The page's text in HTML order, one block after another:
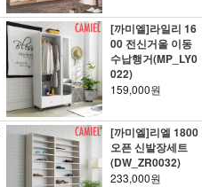
[까미엘]라일리 16
00 전신거울 이동
수납행거(MP_LY0
022)
159,000원
[까미엘]리엘 1800
오픈 신발장세트
(DW_ZR0032)
233,000원